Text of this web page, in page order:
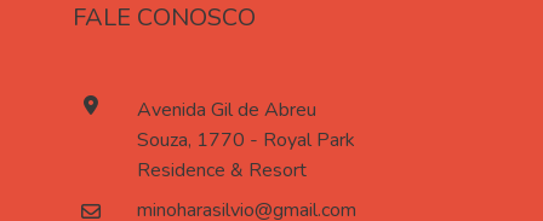
FALE CONOSCO
Avenida Gil de Abreu
Souza, 1770 - Royal Park
Residence & Resort
minoharasilvio@gmail.com